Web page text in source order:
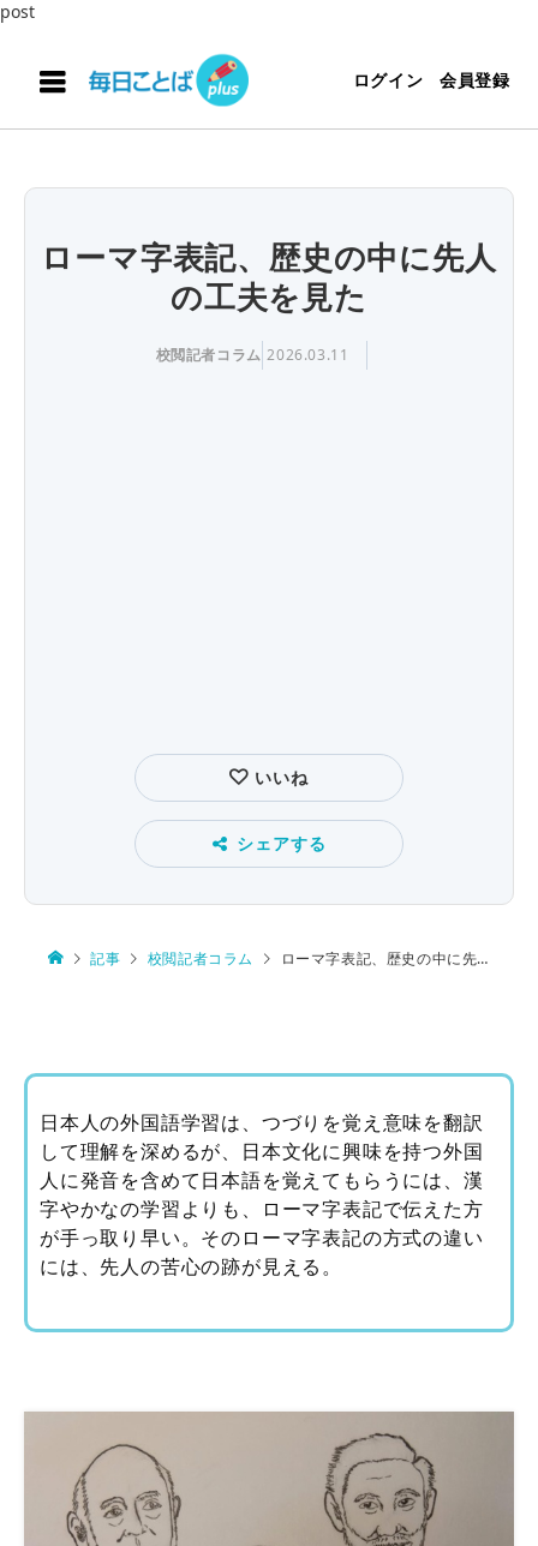
post
ログイン 会員登録
ローマ字表記、歴史の中に先人
の工夫を見た
校閲記者コラム 2026.03.11
いいね
シェアする
記事 校閲記者コラム ローマ字表記、歴史の中に先人の工夫を見た
日本人の外国語学習は、つづりを覚え意味を翻訳
して理解を深めるが、日本文化に興味を持つ外国
人に発音を含めて日本語を覚えてもらうには、漢
字やかなの学習よりも、ローマ字表記で伝えた方
が手っ取り早い。そのローマ字表記の方式の違い
には、先人の苦心の跡が見える。